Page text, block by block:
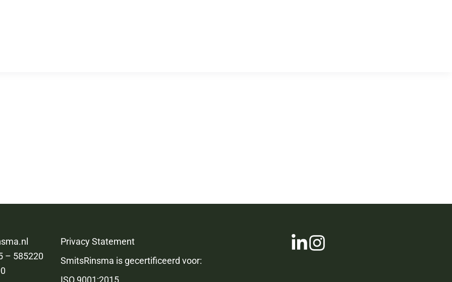
– 585220
Privacy Statement
SmitsRinsma is gecertificeerd voor:
ISO 9001:2015